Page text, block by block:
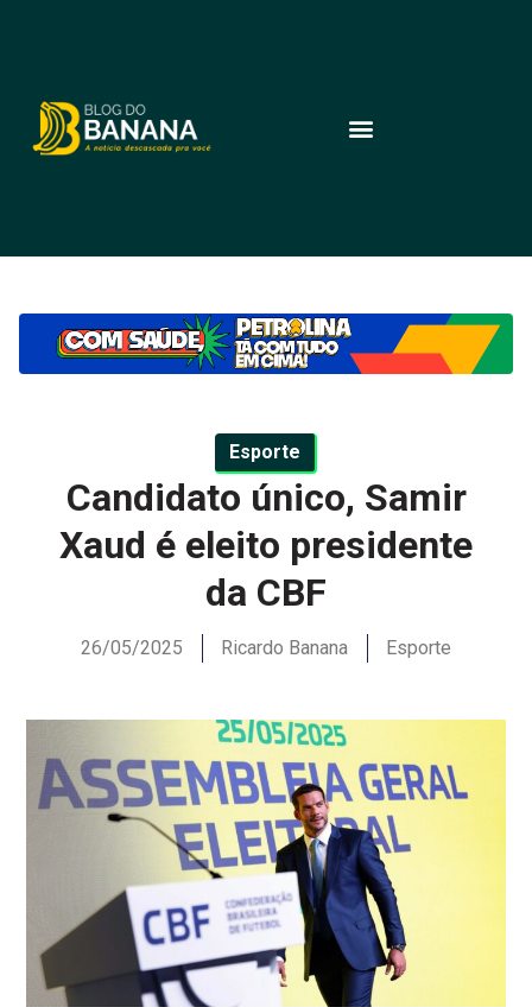
Esporte
Candidato único, Samir
Xaud é eleito presidente
da CBF
26/05/2025 Ricardo Banana Esporte